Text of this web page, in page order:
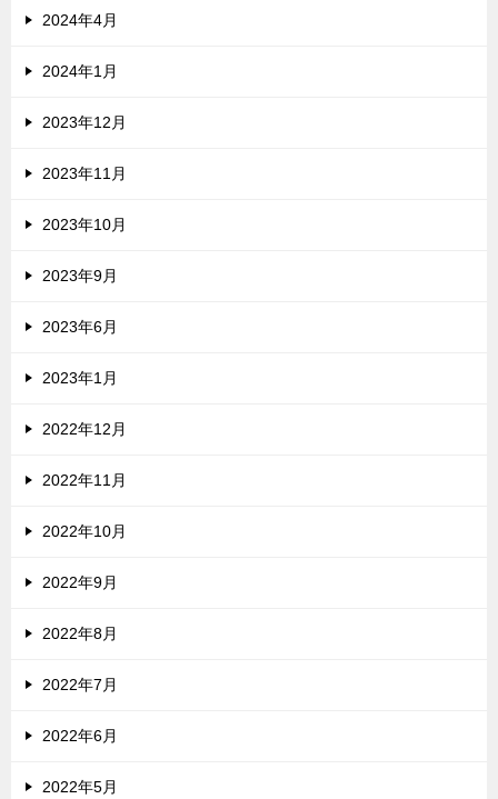
2024年4月
2024年1月
2023年12月
2023年11月
2023年10月
2023年9月
2023年6月
2023年1月
2022年12月
2022年11月
2022年10月
2022年9月
2022年8月
2022年7月
2022年6月
2022年5月